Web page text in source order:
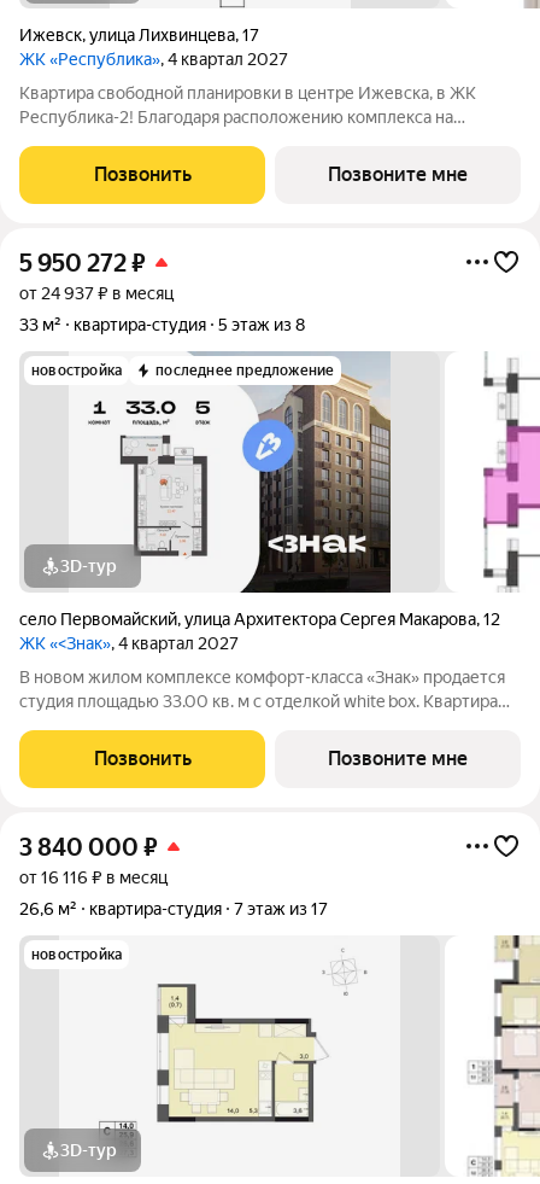
Ижевск,улица Лихвинцева,17
ЖК «Республика», 4 квартал 2027
Квартира свободной планировки в центре Ижевска, в ЖК
Республика-2! Благодаря расположению комплекса на
настоящему невероятными видовыми характеристиками. Из
окон квартир будут открываться
Позвонить Позвоните мне
5 950 272₽
от 24 937 ₽ в месяц
33 м²
квартира-студия 5 этаж из 8
новостройка последнее предложение
3D-тур
село Первомайский,улица Архитектора Сергея Макарова,12
ЖК «<Знак», 4 квартал 2027
В новом жилом комплексе комфорт-класса «Знак» продается
студия площадью 33.00 кв. м с отделкой white box. Квартира
добрых перемен. Это
Позвонить Позвоните мне
3 840 000 ₽
от 16 116 ₽ в месяц
26,6 м²
квартира-студия 7 этаж из 17
новостройка
3D-тур